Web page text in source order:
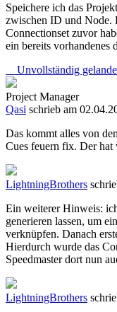
Speichere ich das
zwischen ID und Node.
Connectionset zuvor
ein bereits vorhandenes
Unvollständig
Project Manager
Qasi schrieb am
Das kommt alles von
Cues feuern fix. Der hat
LightningBrothers
Ein weiterer Hinweis:
generieren lassen, um
verknüpfen. Danach
Hierdurch wurde das
Speedmaster dort nun
LightningBrothers